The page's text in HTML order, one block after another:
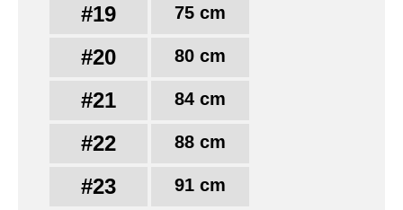
#19 75 cm
#20 80 cm
#21 84 cm
#22 88 cm
#23 91 cm